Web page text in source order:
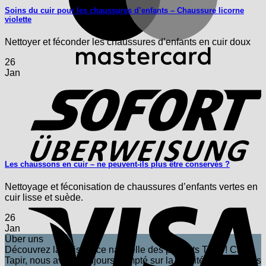
Soins du cuir pour les chaussures d’enfants – Chaussure licorne
violette
Nettoyer et féconder les chaussures d’enfants en cuir doux
26
Jan
Les chaussons en cuir – ne peuvent-ils plus être conservés ?
Nettoyage et féconisation de chaussures d’enfants vertes en
cuir lisse et suède.
26
Jan
Über uns
Découvrez la puissance naturelle des produits Tapir ! Chez
Tapir, nous avons toujours compté sur la qualité inégalée des